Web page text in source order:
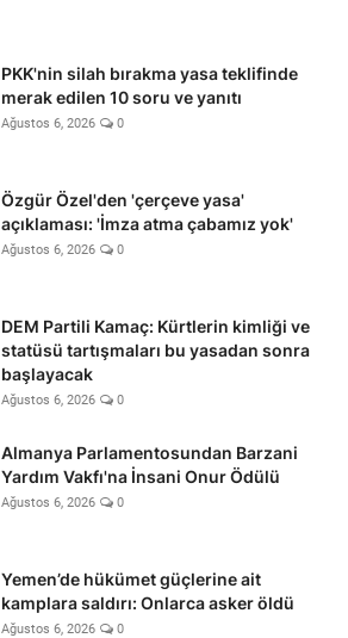
PKK'nin silah bırakma yasa teklifinde
merak edilen 10 soru ve yanıtı
Ağustos 6, 2026 0
Özgür Özel'den 'çerçeve yasa'
açıklaması: 'İmza atma çabamız yok'
Ağustos 6, 2026 0
DEM Partili Kamaç: Kürtlerin kimliği ve
statüsü tartışmaları bu yasadan sonra
başlayacak
Ağustos 6, 2026 0
Almanya Parlamentosundan Barzani
Yardım Vakfı'na İnsani Onur Ödülü
Ağustos 6, 2026 0
Yemen’de hükümet güçlerine ait
kamplara saldırı: Onlarca asker öldü
Ağustos 6, 2026 0